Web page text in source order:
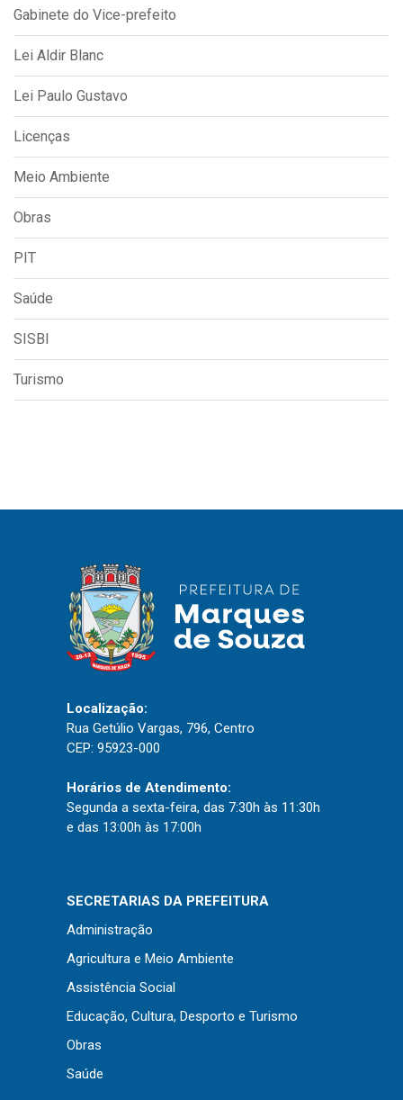
Gabinete do Vice-prefeito
Lei Aldir Blanc
Lei Paulo Gustavo
Licenças
Meio Ambiente
Obras
PIT
Saúde
SISBI
Turismo
Usamos cookies em nosso site para fornecer a
experiência mais relevante, lembrando suas
“Aceitar”, você concorda com o uso de TODOS os
Localização:
Rua Getúlio Vargas, 796, Centro
CEP: 95923-000
Horários de Atendimento:
Segunda a sexta-feira, das 7:30h às 11:30h
e das 13:00h às 17:00h
SECRETARIAS DA PREFEITURA
Administração
Agricultura e Meio Ambiente
Assistência Social
Educação, Cultura, Desporto e Turismo
Obras
Saúde